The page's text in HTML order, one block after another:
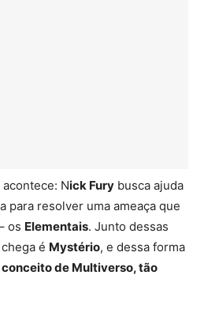
Nick Fury busca ajuda
para resolver uma ameaça que
os Elementais. Junto dessas
é Mystério, e dessa forma
conceito de Multiverso, tão